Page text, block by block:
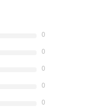
0
0
0
0
0